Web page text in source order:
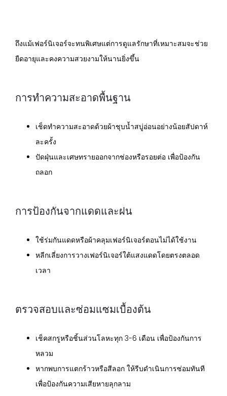
ถึงแม้เฟอร์นิเจอร์จะทนพิเศษแต่การดูแลรักษาที่เหมาะสมจะช่วย
ยืดอายุและคงความสวยงามให้นานยิ่งขึ้น
การทำความสะอาดพื้นฐาน
เช็ดทำความสะอาดด้วยผ้าชุบน้ำสบู่อ่อนอย่างน้อยสัปดาห์
ละครั้ง
ปัดฝุ่นและเศษทรายออกจากช่องหรือรอยต่อ เพื่อป้องกัน
ถลอก
การป้องกันจากแดดและฝน
ใช้ร่มกันแดดหรือผ้าคลุมเฟอร์นิเจอร์ตอนไม่ได้ใช้งาน
หลีกเลี่ยงการวางเฟอร์นิเจอร์ใต้แสงแดดโดยตรงตลอด
เวลา
ตรวจสอบและซ่อมแซมเบื้องต้น
เช็คสกรูหรือชิ้นส่วนโลหะทุก 3-6 เดือน เพื่อป้องกันการ
หลวม
หากพบการแตกร้าวหรือสีลอก ให้รีบดำเนินการซ่อมทันที
เพื่อป้องกันความเสียหายลุกลาม